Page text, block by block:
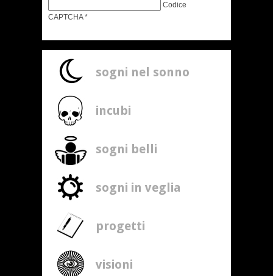
Codice
CAPTCHA*
sogni nel sonno
incubi
sogni belli
sogni in veglia
progetti
visioni